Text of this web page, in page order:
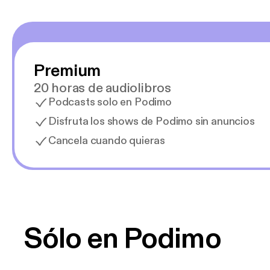
Premium
20 horas de audiolibros
Podcasts solo en Podimo
Disfruta los shows de Podimo sin anuncios
Cancela cuando quieras
Sólo en Podimo